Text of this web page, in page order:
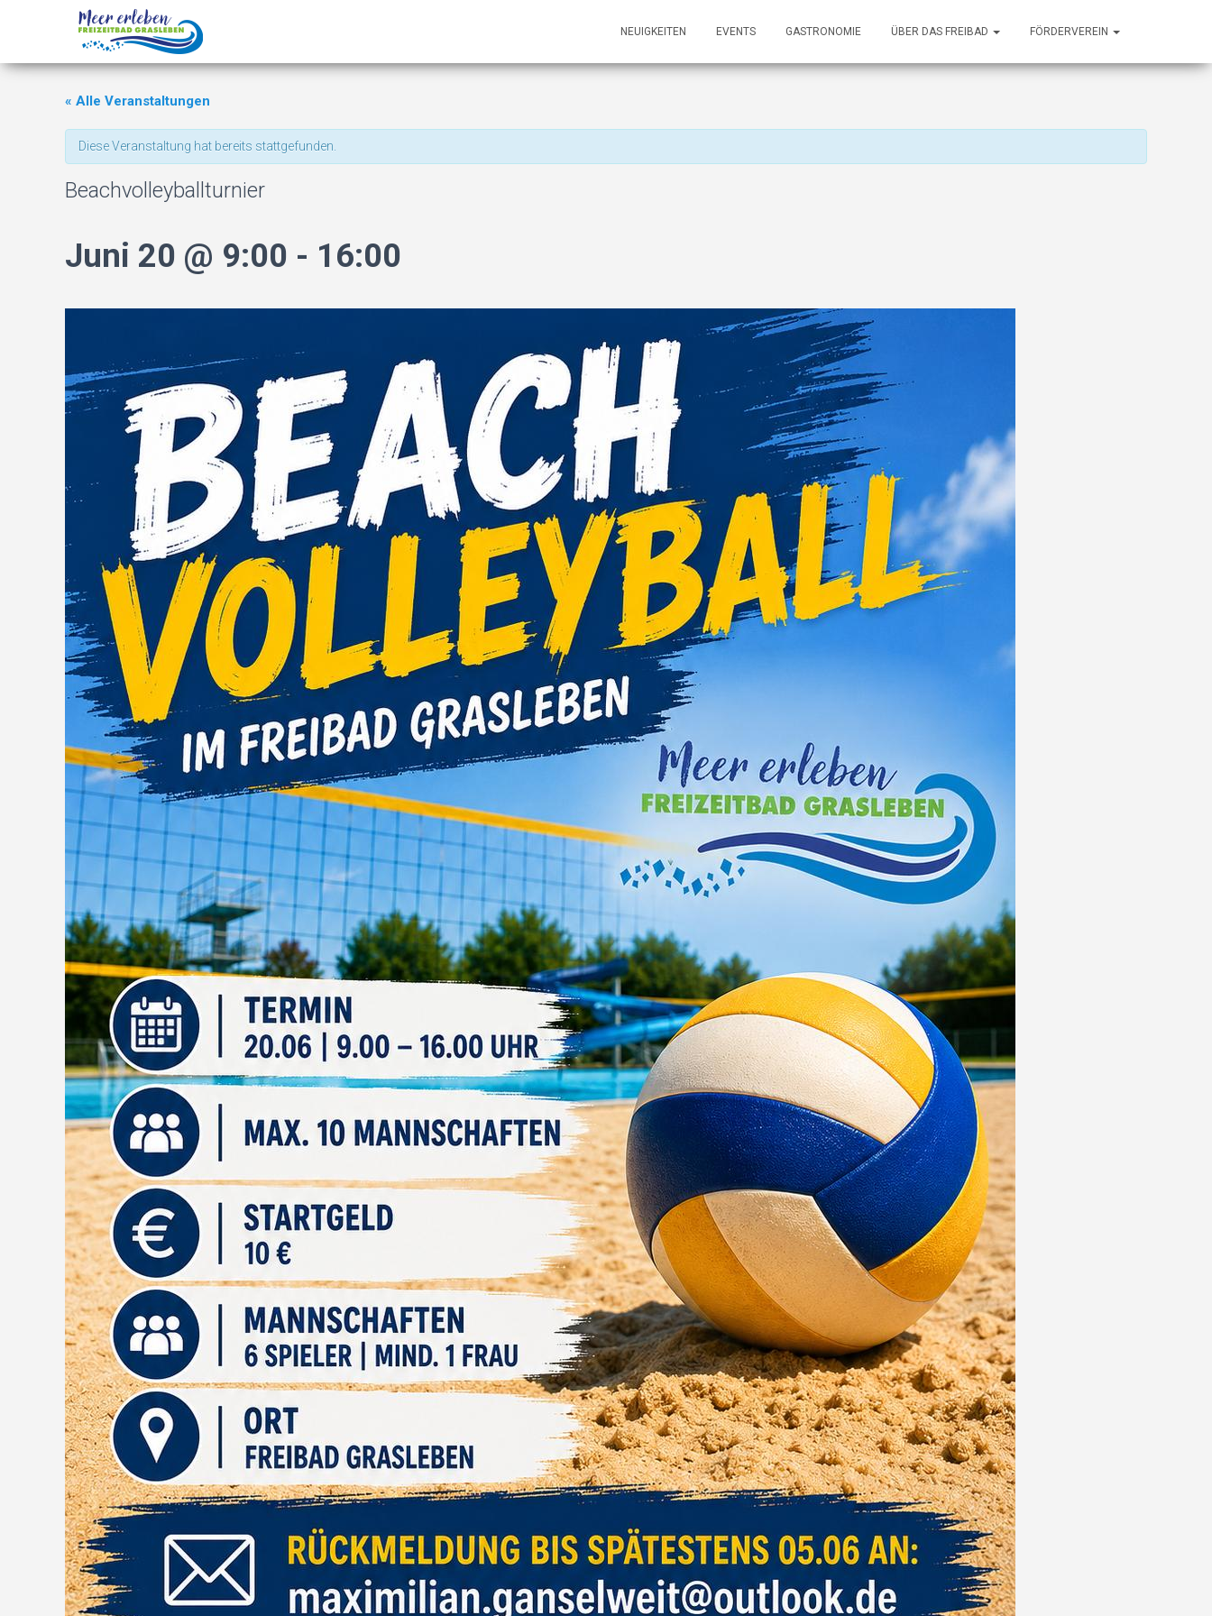
NEUIGKEITEN EVENTS GASTRONOMIE ÜBER DAS FREIBAD FÖRDERVEREIN
« Alle Veranstaltungen
Diese Veranstaltung hat bereits stattgefunden.
Beachvolleyballturnier
Juni 20 @ 9:00 - 16:00